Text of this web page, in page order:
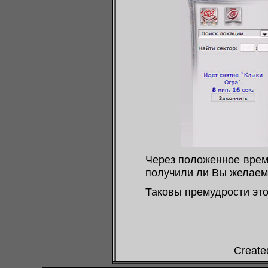
Через положенное
получили ли Вы
Таковы премудрости